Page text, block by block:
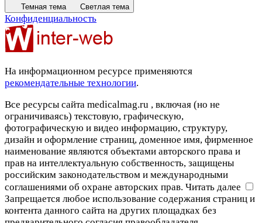
Темная тема Светлая тема
Конфиденциальность
На информационном ресурсе применяются
рекомендательные технологии.
Все ресурсы сайта medicalmag.ru , включая (но не
ограничиваясь) текстовую, графическую,
фотографическую и видео информацию, структуру,
дизайн и оформление страниц, доменное имя, фирменное
наименование являются объектами авторского права и
прав на интеллектуальную собственность, защищены
российским законодательством и международными
соглашениями об охране авторских прав. Читать далее
Запрещается любое использование содержания страниц и
контента данного сайта на других площадках без